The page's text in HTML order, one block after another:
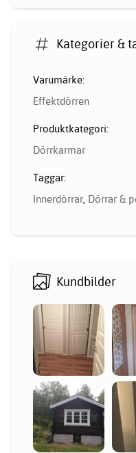
Kategorier &
Varumärke:
Effektdörren
Produktkategori:
Dörrkarmar
Taggar:
Innerdörrar, Dörrar &
Kundbilder